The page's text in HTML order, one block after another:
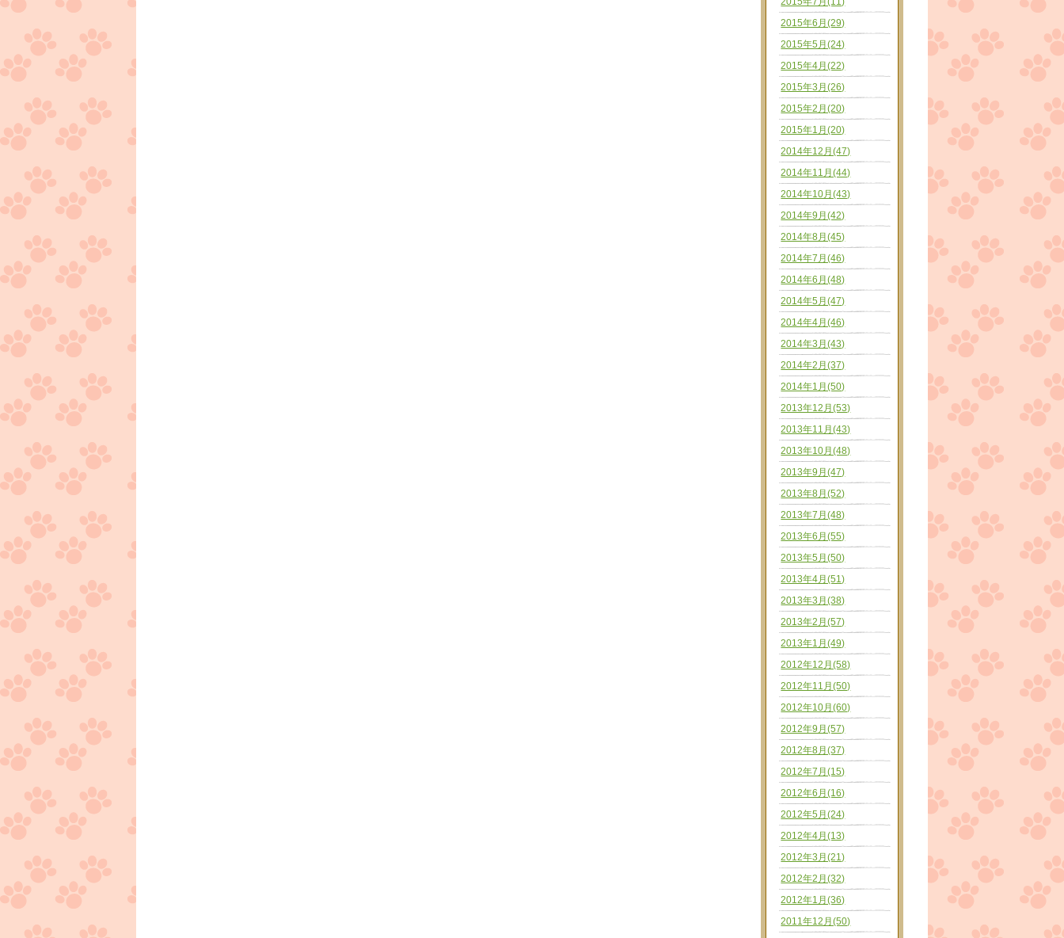
2015年6月(29)
2015年5月(24)
2015年4月(22)
2015年3月(26)
2015年2月(20)
2015年1月(20)
2014年12月(47)
2014年11月(44)
2014年10月(43)
2014年9月(42)
2014年8月(45)
2014年7月(46)
2014年6月(48)
2014年5月(47)
2014年4月(46)
2014年3月(43)
2014年2月(37)
2014年1月(50)
2013年12月(53)
2013年11月(43)
2013年10月(48)
2013年9月(47)
2013年8月(52)
2013年7月(48)
2013年6月(55)
2013年5月(50)
2013年4月(51)
2013年3月(38)
2013年2月(57)
2013年1月(49)
2012年12月(58)
2012年11月(50)
2012年10月(60)
2012年9月(57)
2012年8月(37)
2012年7月(15)
2012年6月(16)
2012年5月(24)
2012年4月(13)
2012年3月(21)
2012年2月(32)
2012年1月(36)
2011年12月(50)